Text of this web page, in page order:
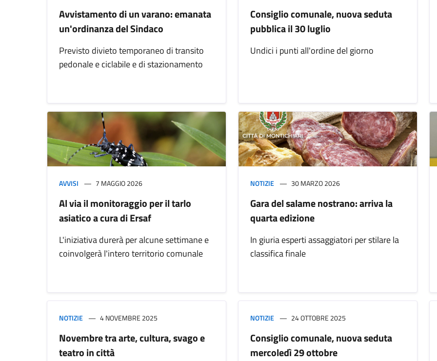
Avvistamento di un varano: emanata
un'ordinanza del Sindaco
Previsto divieto temporaneo di transito
pedonale e ciclabile e di stazionamento
Consiglio comunale, nuova seduta
pubblica il 30 luglio
Undici i punti all'ordine del giorno
AVVISI 7 MAGGIO 2026
Al via il monitoraggio per il tarlo
asiatico a cura di Ersaf
L'iniziativa durerà per alcune settimane e
coinvolgerà l'intero territorio comunale
NOTIZIE 30 MARZO 2026
Gara del salame nostrano: arriva la
quarta edizione
In giuria esperti assaggiatori per stilare la
classifica finale
NOTIZIE 4 NOVEMBRE 2025
Novembre tra arte, cultura, svago e
teatro in città
NOTIZIE 24 OTTOBRE 2025
Consiglio comunale, nuova seduta
mercoledì 29 ottobre